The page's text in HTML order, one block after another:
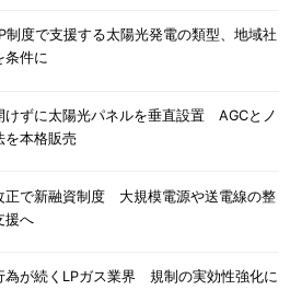
制度で支援する太陽光発電の類型、地域社
条件に
けずに太陽光パネルを垂直設置 AGCとノ
を本格販売
正で新融資制度 大規模電源や送電線の整
援へ
為が続くLPガス業界 規制の実効性強化に